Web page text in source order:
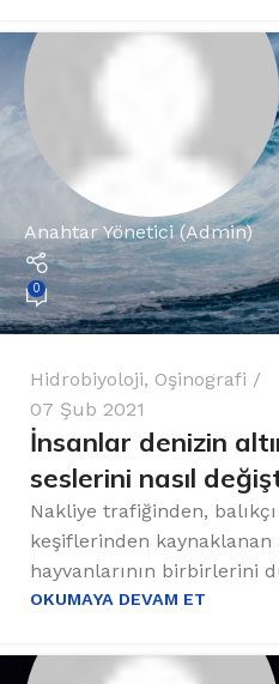
Anahtar Yönetici (Admin)
0
Hidrobiyoloji, Oşinografi
07 Şub 2021
İnsanlar denizin
seslerini nasıl
Nakliye trafiğinden,
keşiflerinden
hayvanlarının birbirlerini
OKUMAYA DEVAM ET